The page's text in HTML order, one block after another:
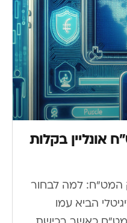
אונליין בקלות
המט"ח: למה לבחור
הביא עמו